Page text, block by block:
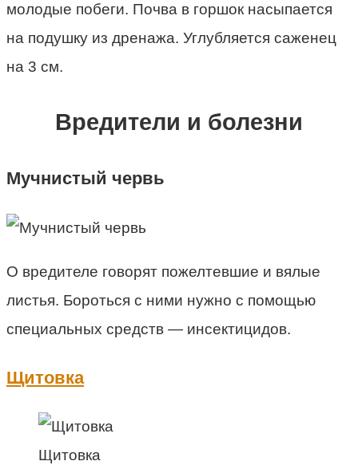
молодые побеги. Почва в горшок насыпается
на подушку из дренажа. Углубляется саженец
на 3 см.
Вредители и болезни
Мучнистый червь
О вредителе говорят пожелтевшие и вялые
листья. Бороться с ними нужно с помощью
специальных средств — инсектицидов.
Щитовка
Щитовка